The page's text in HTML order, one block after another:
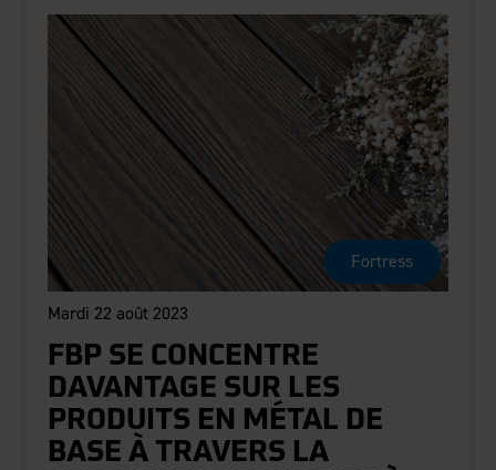
Fortress
Mardi 22 août 2023
FBP SE CONCENTRE
DAVANTAGE SUR LES
PRODUITS EN MÉTAL DE
BASE À TRAVERS LA